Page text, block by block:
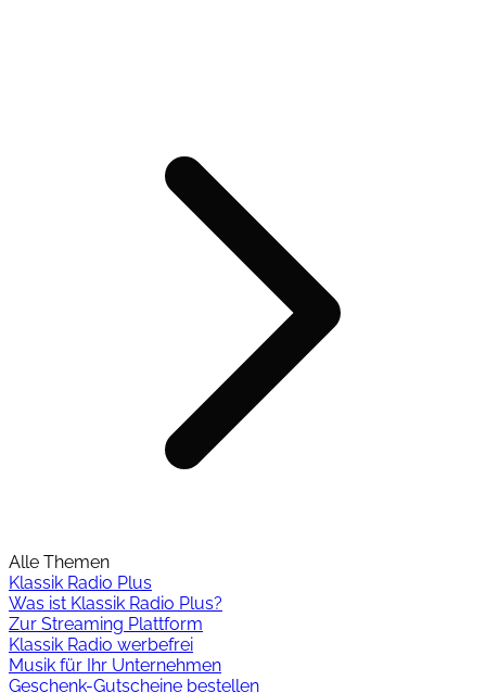
Alle Themen
Klassik Radio Plus
Was ist Klassik Radio Plus?
Zur Streaming Plattform
Klassik Radio werbefrei
Musik für Ihr Unternehmen
Geschenk-Gutscheine bestellen